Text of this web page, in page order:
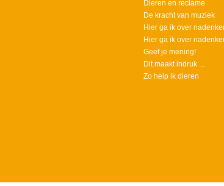
Dieren en reclame
De kracht van muziek
Hier ga ik over
Hier ga ik over
Geef je mening!
Dit maakt indruk ...
Zo help ik dieren